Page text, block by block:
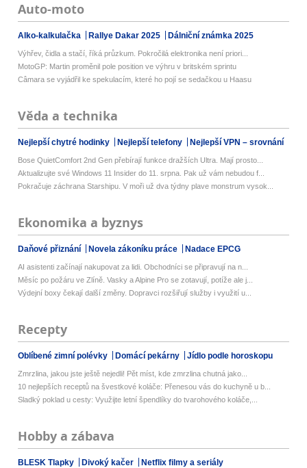
Auto-moto
Alko-kalkulačka Rallye Dakar 2025 Dálniční známka 2025
Výhřev, čidla a stačí, říká průzkum. Pokročilá elektronika není priori...
MotoGP: Martin proměnil pole position ve výhru v britském sprintu
Câmara se vyjádřil ke spekulacím, které ho pojí se sedačkou u Haasu
Věda a technika
Nejlepší chytré hodinky Nejlepší telefony Nejlepší VPN – srovnání
Bose QuietComfort 2nd Gen přebírají funkce dražších Ultra. Mají prosto...
Aktualizujte své Windows 11 Insider do 11. srpna. Pak už vám nebudou f...
Pokračuje záchrana Starshipu. V moři už dva týdny plave monstrum vysok...
Ekonomika a byznys
Daňové přiznání Novela zákoníku práce Nadace EPCG
AI asistenti začínají nakupovat za lidi. Obchodníci se připravují na n...
Měsíc po požáru ve Zlíně. Vasky a Alpine Pro se zotavují, potíže ale j...
Výdejní boxy čekají další změny. Dopravci rozšiřují služby i využití u...
Recepty
Oblíbené zimní polévky Domácí pekárny Jídlo podle horoskopu
Zmrzlina, jakou jste ještě nejedli! Pět míst, kde zmrzlina chutná jako...
10 nejlepších receptů na švestkové koláče: Přenesou vás do kuchyně u b...
Sladký poklad u cesty: Využijte letní špendlíky do tvarohového koláče,...
Hobby a zábava
BLESK Tlapky Divoký kačer Netflix filmy a seriály